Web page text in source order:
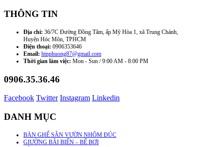
THÔNG TIN
Địa chỉ: 36/7C Đường Đồng Tâm, ấp Mỹ Hòa 1, xã Trung Chánh,
Huyện Hóc Môn, TPHCM
Điện thoại: 0906353646
Email: htnphuong87@gmail.com
Thời gian làm việc: Mon - Sun / 9:00 AM - 8:00 PM
0906.35.36.46
Facebook Twitter Instagram Linkedin
DANH MỤC
BÀN GHẾ SÂN VƯỜN NHÔM ĐÚC
GIƯỜNG BÃI BIỂN – BỂ BƠI